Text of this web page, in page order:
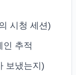
시청 세션)
추적
보냈는지)